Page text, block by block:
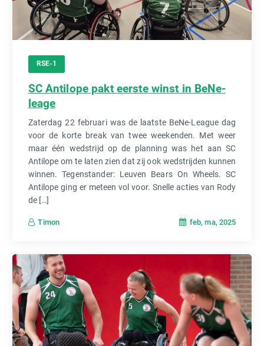
RSE-1
SC Antilope pakt eerste winst in BeNe-
leage
Zaterdag 22 februari was de laatste BeNe-League dag
voor de korte break van twee weekenden. Met weer
maar één wedstrijd op de planning was het aan SC
Antilope om te laten zien dat zij ook wedstrijden kunnen
winnen. Tegenstander: Leuven Bears On Wheels. SC
Antilope ging er meteen vol voor. Snelle acties van Rody
de […]
Timon feb, ma, 2025